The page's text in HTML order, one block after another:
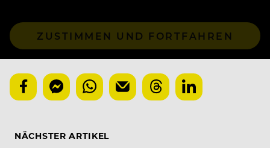
ZUSTIMMEN UND FORTFAHREN
NÄCHSTER ARTIKEL